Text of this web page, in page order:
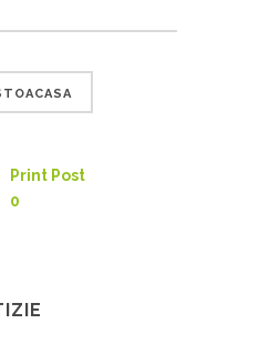
Print Post
0